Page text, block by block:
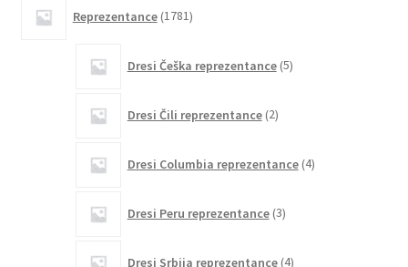
Reprezentance 1781izdelkov
Dresi Češka reprezentance 5izdelkov
Dresi Čili reprezentance 2izdelka
Dresi Columbia reprezentance 4izdelki
Dresi Peru reprezentance 3izdelki
Dresi Srbija reprezentance 4